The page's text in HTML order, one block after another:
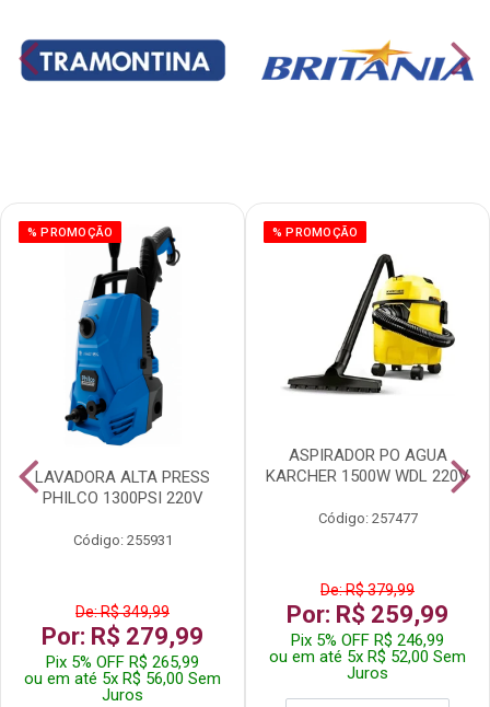
% PROMOÇÃO
LAVADORA ALTA PRESS
PHILCO 1300PSI 220V
Código: 255931
De: R$ 349,99
Por: R$ 279,99
Pix 5% OFF R$ 265,99
ou em até 5x R$ 56,00 Sem
Juros
% PROMOÇÃO
ASPIRADOR PO AGUA
KARCHER 1500W WDL 220V
Código: 257477
De: R$ 379,99
Por: R$ 259,99
Pix 5% OFF R$ 246,99
ou em até 5x R$ 52,00 Sem
Juros